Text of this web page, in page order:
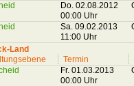
Do. 02.08.2012
00:00 Uhr
Sa. 09.02.2013
11:00 Uhr
Land
Termin
Fr. 01.03.2013
00:00 Uhr